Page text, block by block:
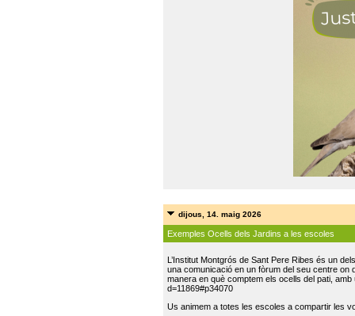
dijous, 14. maig 2026
Exemples Ocells dels Jardins a les escoles
L’Institut Montgrós de Sant Pere Ribes és un
una comunicació en un fòrum del seu centre on
manera en què comptem els ocells del pati,
d=11869#p34070
Us animem a totes les escoles a compartir les